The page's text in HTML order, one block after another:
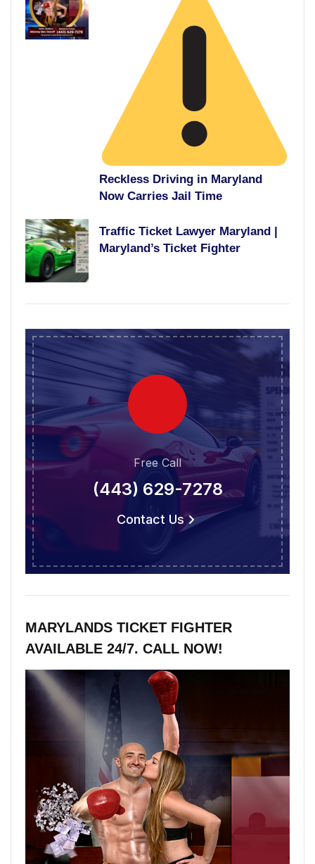
Reckless Driving in Maryland
Now Carries Jail Time
Traffic Ticket Lawyer Maryland |
Maryland’s Ticket Fighter
Free Call
(443) 629-7278
Contact Us
MARYLANDS TICKET FIGHTER
AVAILABLE 24/7. CALL NOW!